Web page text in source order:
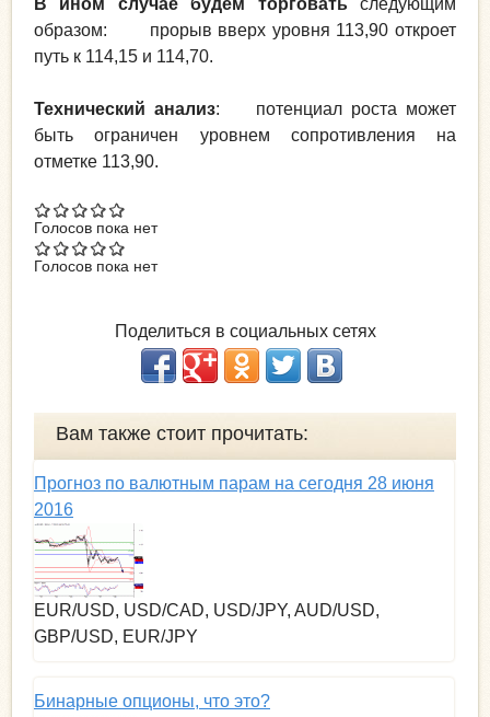
В ином случае будем торговать следующим
образом: прорыв вверх уровня 113,90 откроет
путь к 114,15 и 114,70.
Технический анализ: потенциал роста может
быть ограничен уровнем сопротивления на
отметке 113,90.
Голосов пока нет
Голосов пока нет
Поделиться в социальных сетях
Вам также стоит прочитать:
Прогноз по валютным парам на сегодня 28 июня
2016
EUR/USD, USD/CAD, USD/JPY, AUD/USD,
GBP/USD, EUR/JPY
Бинарные опционы, что это?